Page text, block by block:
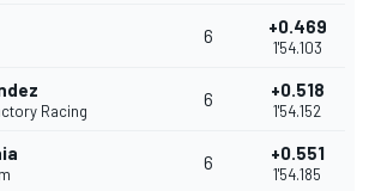
6 +0.469
1'54.103
Racing
6 +0.518
1'54.152
6 +0.551
1'54.185